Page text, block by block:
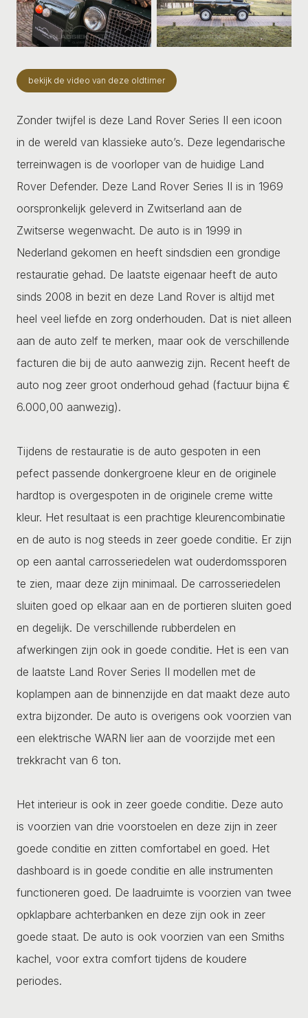
bekijk de video van deze oldtimer
Zonder twijfel is deze Land Rover Series II een icoon
in de wereld van klassieke auto’s. Deze legendarische
terreinwagen is de voorloper van de huidige Land
Rover Defender. Deze Land Rover Series II is in 1969
oorspronkelijk geleverd in Zwitserland aan de
Zwitserse wegenwacht. De auto is in 1999 in
Nederland gekomen en heeft sindsdien een grondige
restauratie gehad. De laatste eigenaar heeft de auto
sinds 2008 in bezit en deze Land Rover is altijd met
heel veel liefde en zorg onderhouden. Dat is niet alleen
aan de auto zelf te merken, maar ook de verschillende
facturen die bij de auto aanwezig zijn. Recent heeft de
auto nog zeer groot onderhoud gehad (factuur bijna €
6.000,00 aanwezig).
Tijdens de restauratie is de auto gespoten in een
pefect passende donkergroene kleur en de originele
hardtop is overgespoten in de originele creme witte
kleur. Het resultaat is een prachtige kleurencombinatie
en de auto is nog steeds in zeer goede conditie. Er zijn
op een aantal carrosseriedelen wat ouderdomssporen
te zien, maar deze zijn minimaal. De carrosseriedelen
sluiten goed op elkaar aan en de portieren sluiten goed
en degelijk. De verschillende rubberdelen en
afwerkingen zijn ook in goede conditie. Het is een van
de laatste Land Rover Series II modellen met de
koplampen aan de binnenzijde en dat maakt deze auto
extra bijzonder. De auto is overigens ook voorzien van
een elektrische WARN lier aan de voorzijde met een
trekkracht van 6 ton.
Het interieur is ook in zeer goede conditie. Deze auto
is voorzien van drie voorstoelen en deze zijn in zeer
goede conditie en zitten comfortabel en goed. Het
dashboard is in goede conditie en alle instrumenten
functioneren goed. De laadruimte is voorzien van twee
opklapbare achterbanken en deze zijn ook in zeer
goede staat. De auto is ook voorzien van een Smiths
kachel, voor extra comfort tijdens de koudere
periodes.